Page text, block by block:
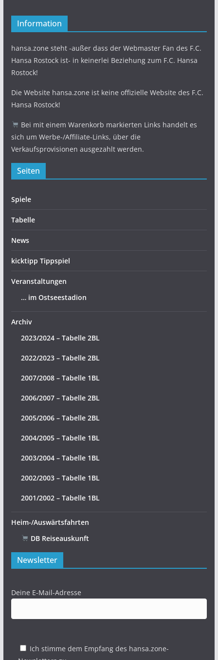
Information
hansa.zone steht -außer dass der Webmaster Fan des F.C.
Hansa Rostock ist- in keinerlei Beziehung zum F.C. Hansa
Rostock!
Die Website hansa.zone ist keine offizielle Website des F.C.
Hansa Rostock!
Bei mit einem Warenkorb markierten Links handelt es
sich um Werbe-/Affiliate-Links, über die
Verkaufsprovisionen ausgezahlt werden.
Seiten
Spiele
Tabelle
News
kicktipp Tippspiel
Veranstaltungen
… im Ostseestadion
Archiv
2023/2024 – Tabelle 2BL
2022/2023 – Tabelle 2BL
2007/2008 – Tabelle 1BL
2006/2007 – Tabelle 2BL
2005/2006 – Tabelle 2BL
2004/2005 – Tabelle 1BL
2003/2004 – Tabelle 1BL
2002/2003 – Tabelle 1BL
2001/2002 – Tabelle 1BL
Heim-/Auswärtsfahrten
DB Reiseauskunft
Newsletter
Deine E-Mail-Adresse
Ich stimme dem Empfang des hansa.zone-